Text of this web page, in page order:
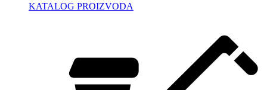
KATALOG PROIZVODA